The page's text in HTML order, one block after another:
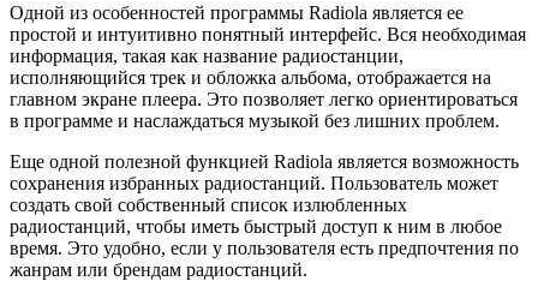
Одной из особенностей программы Radiola является ее
простой и интуитивно понятный интерфейс. Вся необходимая
информация, такая как название радиостанции,
исполняющийся трек и обложка альбома, отображается на
главном экране плеера. Это позволяет легко ориентироваться
в программе и наслаждаться музыкой без лишних проблем.
Еще одной полезной функцией Radiola является возможность
сохранения избранных радиостанций. Пользователь может
создать свой собственный список излюбленных
радиостанций, чтобы иметь быстрый доступ к ним в любое
время. Это удобно, если у пользователя есть предпочтения по
жанрам или брендам радиостанций.